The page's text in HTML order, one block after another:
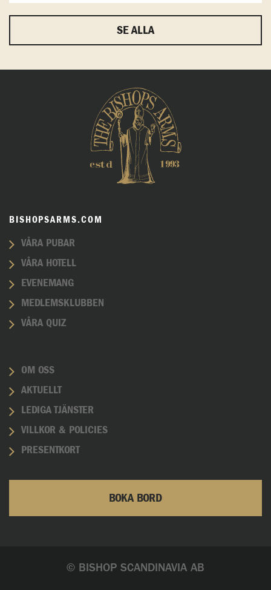
SE ALLA
BISHOPSARMS.COM
VÅRA PUBAR
VÅRA HOTELL
EVENEMANG
MEDLEMSKLUBBEN
VÅRA QUIZ
OM OSS
AKTUELLT
LEDIGA TJÄNSTER
VILLKOR & POLICIES
PRESENTKORT
BOKA BORD
© BISHOP SCANDINAVIA AB